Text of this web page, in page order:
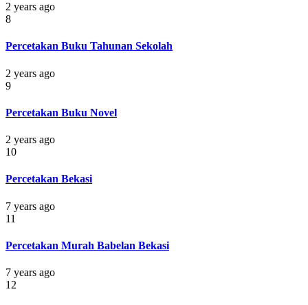
2 years ago
8
Percetakan Buku Tahunan Sekolah
2 years ago
9
Percetakan Buku Novel
2 years ago
10
Percetakan Bekasi
7 years ago
11
Percetakan Murah Babelan Bekasi
7 years ago
12